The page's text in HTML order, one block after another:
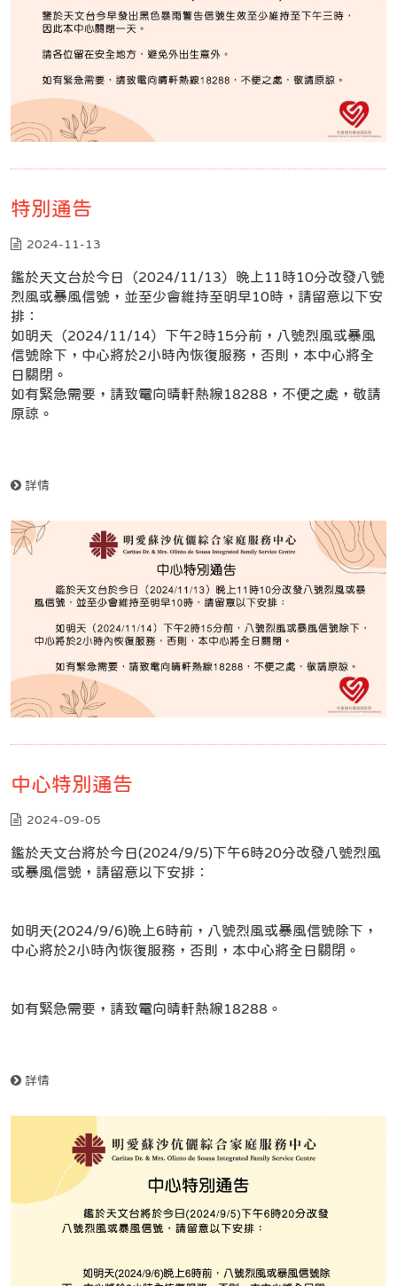
特別通告
2024-11-13
鑑於天文台於今日（2024/11/13）晚上11時10分改發八號
烈風或暴風信號，並至少會維持至明早10時，請留意以下安
排：
如明天（2024/11/14）下午2時15分前，八號烈風或暴風
信號除下，中心將於2小時內恢復服務，否則，本中心將全
日關閉。
如有緊急需要，請致電向晴軒熱線18288，不便之處，敬請
原諒。
詳情
中心特別通告
2024-09-05
鑑於天文台將於今日(2024/9/5)下午6時20分改發八號烈風
或暴風信號，請留意以下安排：
如明天(2024/9/6)晚上6時前，八號烈風或暴風信號除下，
中心將於2小時內恢復服務，否則，本中心將全日關閉。
如有緊急需要，請致電向晴軒熱線18288。
詳情